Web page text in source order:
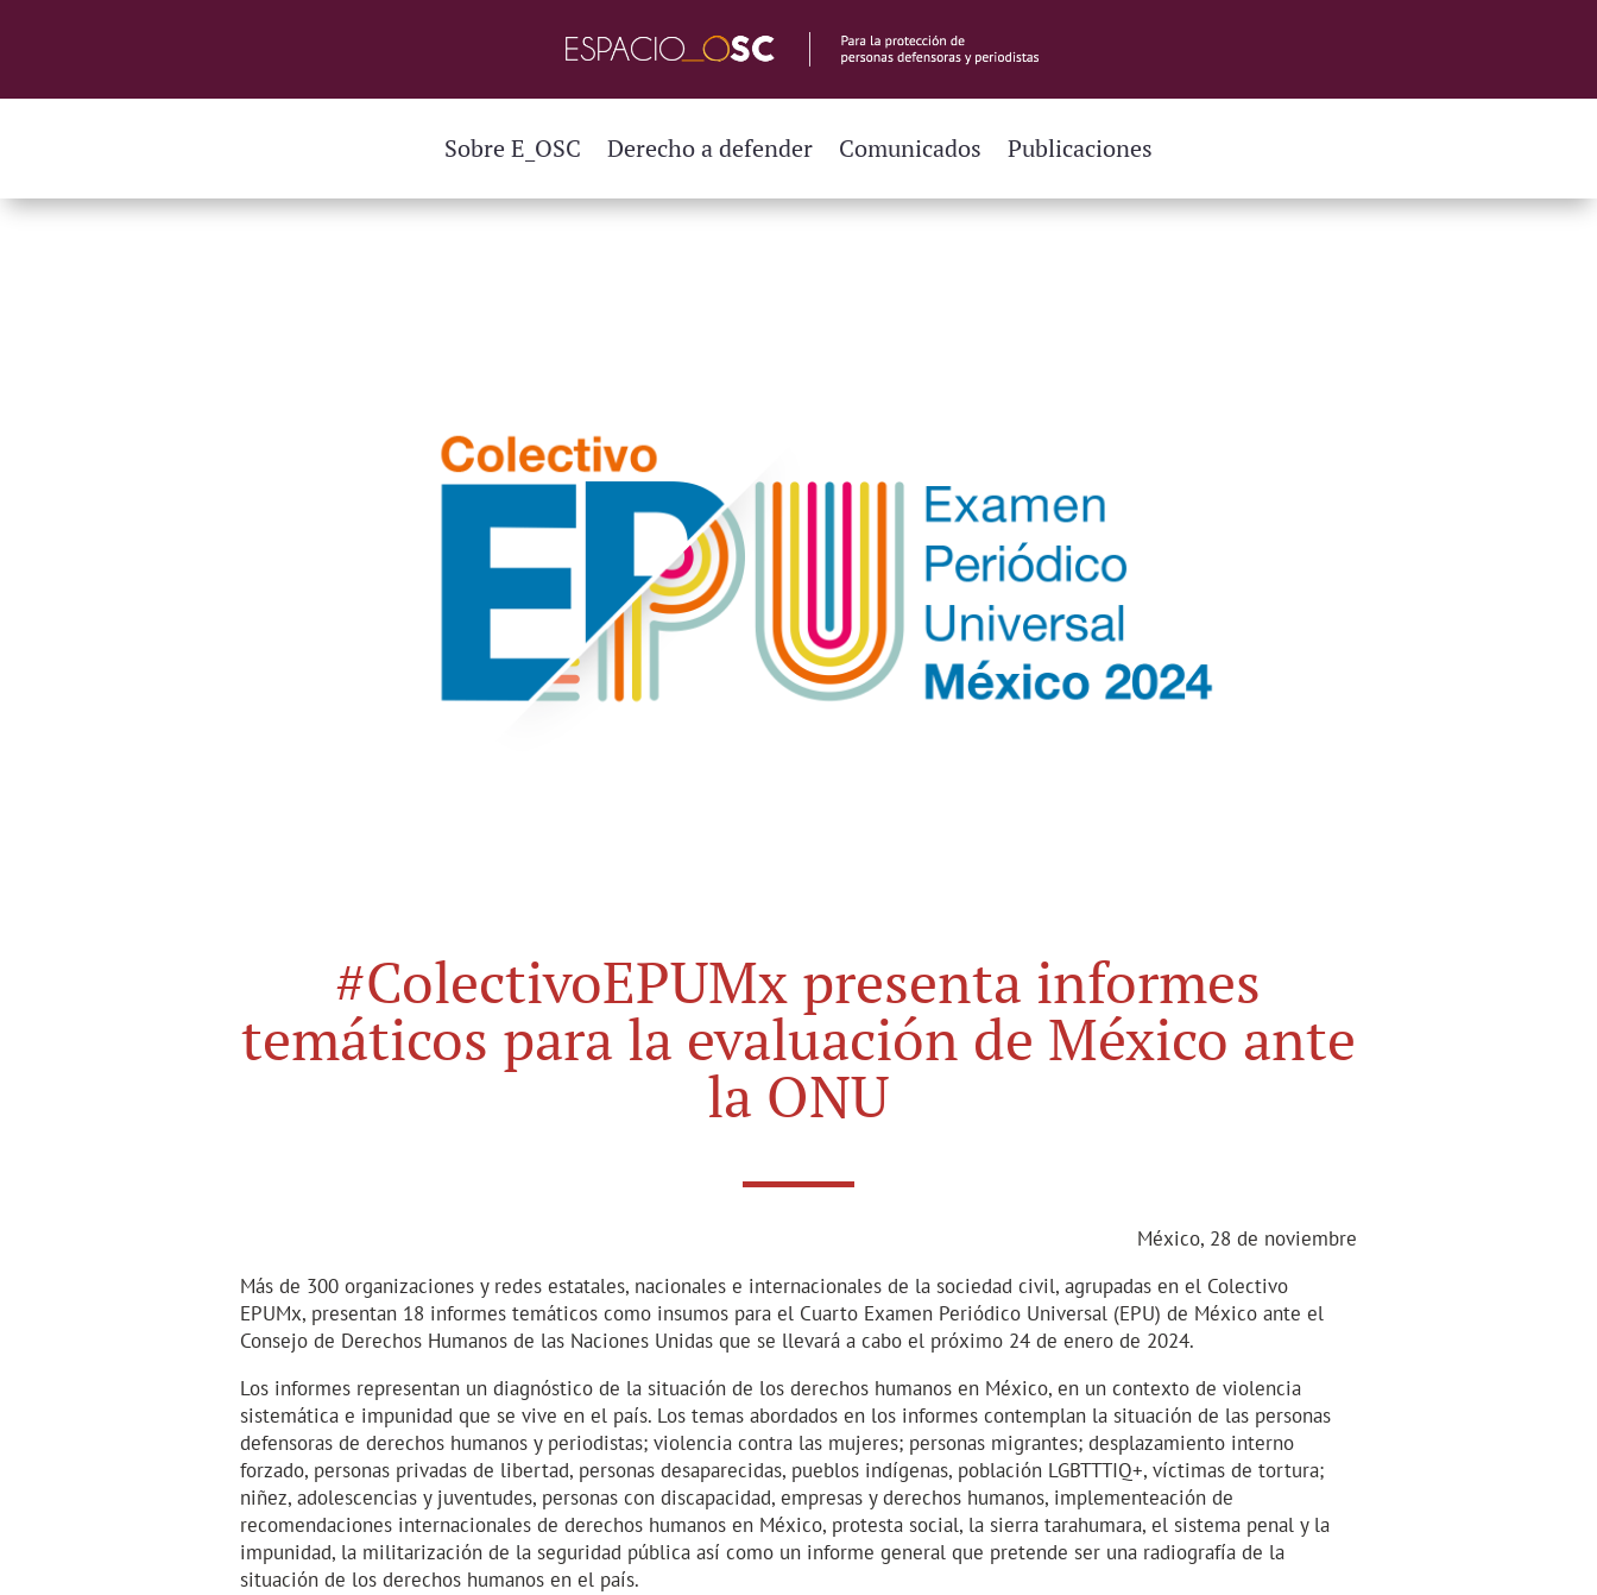
Sobre E_OSC Derecho a defender Comunicados Publicaciones
#ColectivoEPUMx presenta informes
temáticos para la evaluación de México ante
la ONU
México, 28 de noviembre
Más de 300 organizaciones y redes estatales, nacionales e internacionales de la sociedad civil, agrupadas en el Colectivo
EPUMx, presentan 18 informes temáticos como insumos para el Cuarto Examen Periódico Universal (EPU) de México ante el
Consejo de Derechos Humanos de las Naciones Unidas que se llevará a cabo el próximo 24 de enero de 2024.
Los informes representan un diagnóstico de la situación de los derechos humanos en México, en un contexto de violencia
sistemática e impunidad que se vive en el país. Los temas abordados en los informes contemplan la situación de las personas
defensoras de derechos humanos y periodistas; violencia contra las mujeres; personas migrantes; desplazamiento interno
forzado, personas privadas de libertad, personas desaparecidas, pueblos indígenas, población LGBTTTIQ+, víctimas de tortura;
niñez, adolescencias y juventudes, personas con discapacidad, empresas y derechos humanos, implementeación de
recomendaciones internacionales de derechos humanos en México, protesta social, la sierra tarahumara, el sistema penal y la
impunidad, la militarización de la seguridad pública así como un informe general que pretende ser una radiografía de la
situación de los derechos humanos en el país.